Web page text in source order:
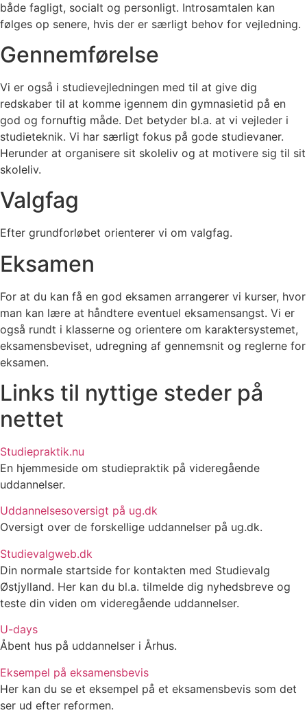
både fagligt, socialt og personligt. Introsamtalen kan
følges op senere, hvis der er særligt behov for vejledning.
Gennemførelse
Vi er også i studievejledningen med til at give dig
redskaber til at komme igennem din gymnasietid på en
god og fornuftig måde. Det betyder bl.a. at vi vejleder i
studieteknik. Vi har særligt fokus på gode studievaner.
Herunder at organisere sit skoleliv og at motivere sig til sit
skoleliv.
Valgfag
Efter grundforløbet orienterer vi om valgfag.
Eksamen
For at du kan få en god eksamen arrangerer vi kurser, hvor
man kan lære at håndtere eventuel eksamensangst. Vi er
også rundt i klasserne og orientere om karaktersystemet,
eksamensbeviset, udregning af gennemsnit og reglerne for
eksamen.
Links til nyttige steder på
nettet
Studiepraktik.nu
En hjemmeside om studiepraktik på videregående
uddannelser.
Uddannelsesoversigt på ug.dk
Oversigt over de forskellige uddannelser på ug.dk.
Studievalgweb.dk
Din normale startside for kontakten med Studievalg
Østjylland. Her kan du bl.a. tilmelde dig nyhedsbreve og
teste din viden om videregående uddannelser.
U-days
Åbent hus på uddannelser i Århus.
Eksempel på eksamensbevis
Her kan du se et eksempel på et eksamensbevis som det
ser ud efter reformen.